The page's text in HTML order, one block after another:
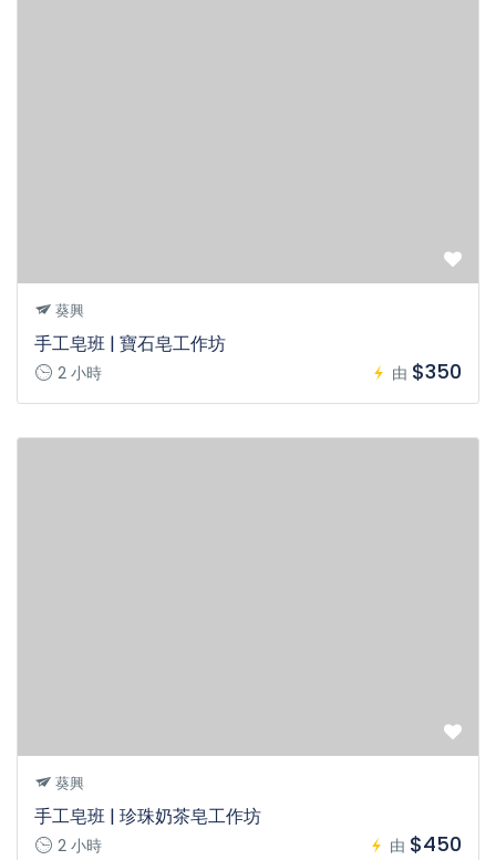
葵興
手工皂班 | 寶石皂工作坊
2 小時 由 $350
葵興
手工皂班 | 珍珠奶茶皂工作坊
2 小時 由 $450